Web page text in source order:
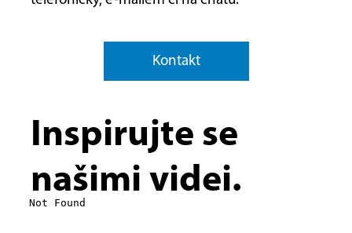
Kontakt
Inspirujte se
našimi videi.